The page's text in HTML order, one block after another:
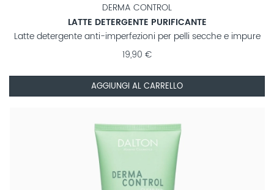
DERMA CONTROL
LATTE DETERGENTE PURIFICANTE
Latte detergente anti-imperfezioni per pelli secche e impure
19,90 €
AGGIUNGI AL CARRELLO